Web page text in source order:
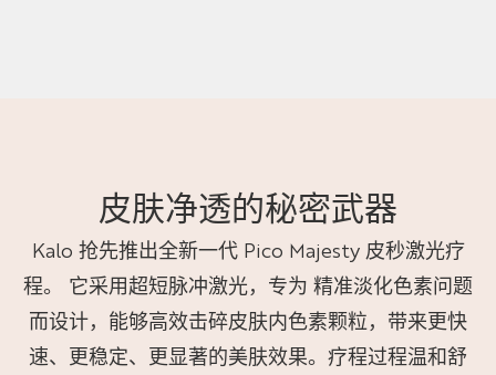
皮肤净透的秘密武器
Kalo 抢先推出全新一代 Pico Majesty 皮秒激光疗
程。 它采用超短脉冲激光，专为 精准淡化色素问题
而设计，能够高效击碎皮肤内色素颗粒，带来更快
速、更稳定、更显著的美肤效果。疗程过程温和舒